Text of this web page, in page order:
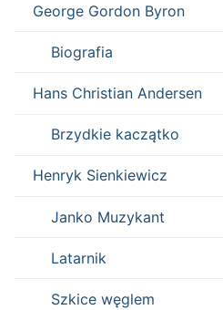
George Gordon Byron
Biografia
Hans Christian Andersen
Brzydkie kaczątko
Henryk Sienkiewicz
Janko Muzykant
Latarnik
Szkice węglem